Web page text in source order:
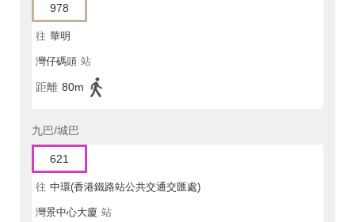
978
往 華明
灣仔碼頭 站
距離 80m
九巴/城巴
621
往 中環(香港鐵路站公共交通交匯處)
灣景中心大廈 站